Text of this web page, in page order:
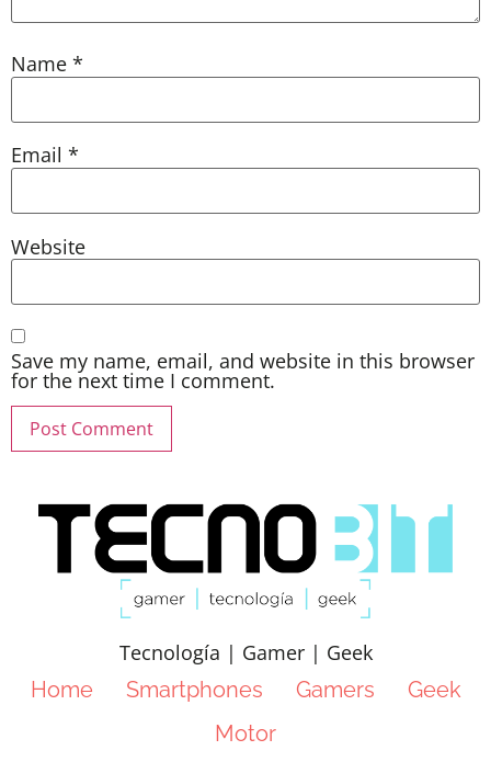
Name *
Email *
Website
Save my name, email, and website in this browser
for the next time I comment.
Tecnología | Gamer | Geek
Home
Smartphones Gamers
Geek
Motor